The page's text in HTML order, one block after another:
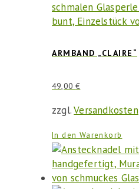
ARMBAND „CLAIRE“
49,00€
zzgl.Versandkosten
In den Warenkorb